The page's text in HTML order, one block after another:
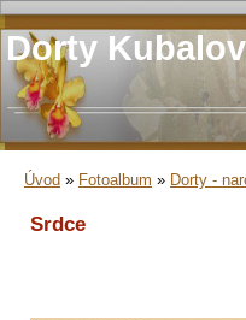
Dorty
Úvod » Fotoalbum » Dorty -
Srdce